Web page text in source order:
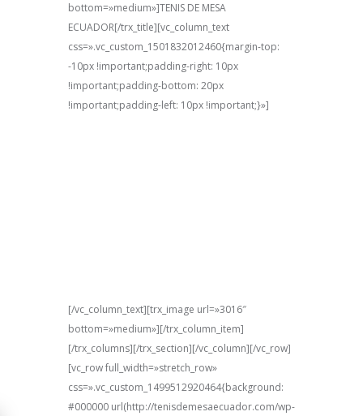
bottom=»medium»]TENIS DE MESA
ECUADOR[/trx_title][vc_column_text
css=».vc_custom_1501832012460{margin-top:
-10px !important;padding-right: 10px
!important;padding-bottom: 20px
!important;padding-left: 10px !important;}»]
[/vc_column_text][trx_image url=»3016″
bottom=»medium»][/trx_column_item]
[/trx_columns][/trx_section][/vc_column][/vc_row]
[vc_row full_width=»stretch_row»
css=».vc_custom_1499512920464{background:
#000000 url(http://tenisdemesaecuador.com/wp-